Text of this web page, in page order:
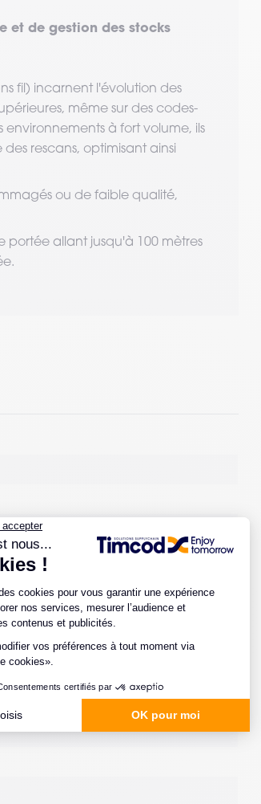
et de gestion des stocks
fil) incarnent l'évolution des
même sur des codes-
à fort volume, ils
rescans, optimisant ainsi
ou de faible qualité,
portée allant jusqu'à 100 mètres